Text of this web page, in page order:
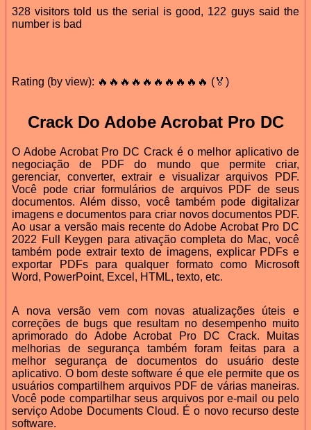
328 visitors told us the serial is good, 122 guys said the
number is bad
Rating (by view): 🔥🔥🔥🔥🔥🔥🔥🔥🔥🔥 (🏅)
Crack Do Adobe Acrobat Pro DC
O Adobe Acrobat Pro DC Crack é o melhor aplicativo de
negociação de PDF do mundo que permite criar,
gerenciar, converter, extrair e visualizar arquivos PDF.
Você pode criar formulários de arquivos PDF de seus
documentos. Além disso, você também pode digitalizar
imagens e documentos para criar novos documentos PDF.
Ao usar a versão mais recente do Adobe Acrobat Pro DC
2022 Full Keygen para ativação completa do Mac, você
também pode extrair texto de imagens, explicar PDFs e
exportar PDFs para qualquer formato como Microsoft
Word, PowerPoint, Excel, HTML, texto, etc.
A nova versão vem com novas atualizações úteis e
correções de bugs que resultam no desempenho muito
aprimorado do Adobe Acrobat Pro DC Crack. Muitas
melhorias de segurança também foram feitas para a
melhor segurança de documentos do usuário deste
aplicativo. O bom deste software é que ele permite que os
usuários compartilhem arquivos PDF de várias maneiras.
Você pode compartilhar seus arquivos por e-mail ou pelo
serviço Adobe Documents Cloud. É o novo recurso deste
software.